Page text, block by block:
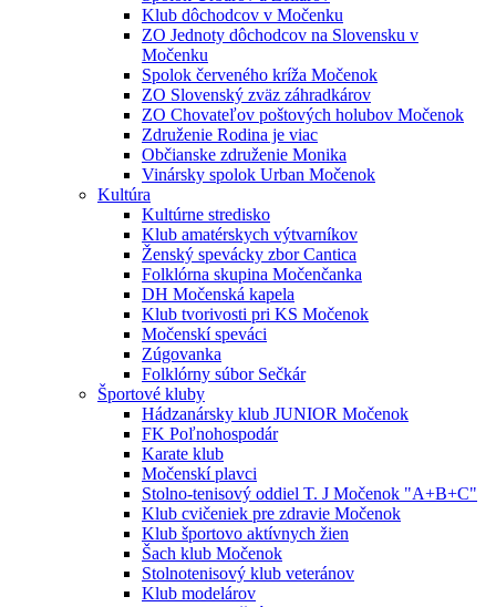
Klub dôchodcov v Močenku
ZO Jednoty dôchodcov na Slovensku v
Močenku
Spolok červeného kríža Močenok
ZO Slovenský zväz záhradkárov
ZO Chovateľov poštových holubov Močenok
Združenie Rodina je viac
Občianske združenie Monika
Vinársky spolok Urban Močenok
Kultúra
Kultúrne stredisko
Klub amatérskych výtvarníkov
Ženský spevácky zbor Cantica
Folklórna skupina Močenčanka
DH Močenská kapela
Klub tvorivosti pri KS Močenok
Močenskí speváci
Zúgovanka
Folklórny súbor Sečkár
Športové kluby
Hádzanársky klub JUNIOR Močenok
FK Poľnohospodár
Karate klub
Močenskí plavci
Stolno-tenisový oddiel T. J Močenok "A+B+C"
Klub cvičeniek pre zdravie Močenok
Klub športovo aktívnych žien
Šach klub Močenok
Stolnotenisový klub veteránov
Klub modelárov